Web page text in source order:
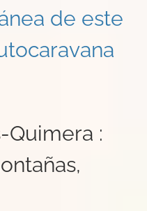
de este
Quimera :